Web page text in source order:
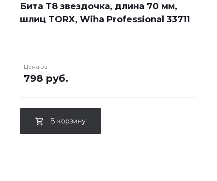
Бита T8 звездочка, длина 70 мм,
шлиц TORX, Wiha Professional 33711
Цена за
798 руб.
В корзину